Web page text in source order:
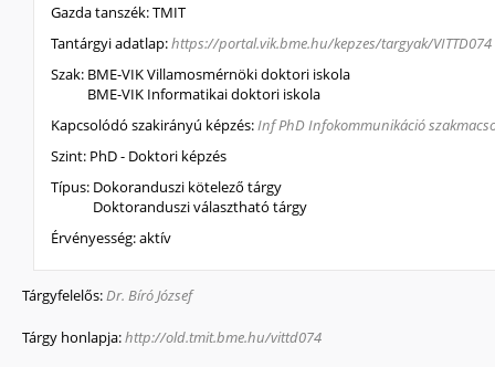
Gazda tanszék:TMIT
Tantárgyi adatlap:https://portal.vik.bme.hu/kepzes/targyak/VITTD074
Szak: BME-VIK Villamosmérnöki doktori iskola
BME-VIK Informatikai doktori iskola
Kapcsolódó szakirányú képzés: Inf PhD Infokommunikáció
Szint: PhD - Doktori képzés
Típus: Dokoranduszi kötelező tárgy
Doktoranduszi választható tárgy
Érvényesség:aktív
Tárgyfelelős: Dr. Bíró József
Tárgy honlapja:http://old.tmit.bme.hu/vittd074